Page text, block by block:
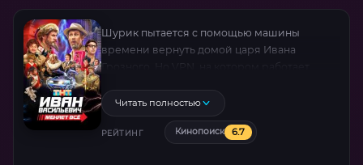
Шурик пытается с помощью машины
времени вернуть домой царя Ивана
и перемещает горе-изобретателя и царя
в разные страны и времена.
Читать полностью
РЕЙТИНГ Кинопоиск 6.7